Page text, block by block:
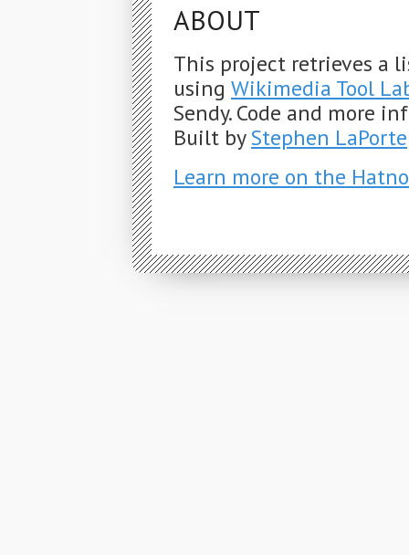
ABOUT
This project retrieves a
using Wikimedia Tool
Sendy. Code and more
Built byStephen LaPorte
Learn more on the